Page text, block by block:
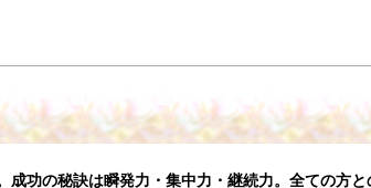
功の秘訣は瞬発力・集中力・継続力。全ての方